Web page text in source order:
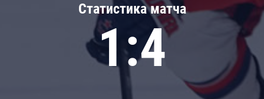
Статистика матча
1:4